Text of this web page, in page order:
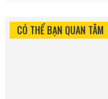
CÓ THỂ BẠN QUAN TÂM